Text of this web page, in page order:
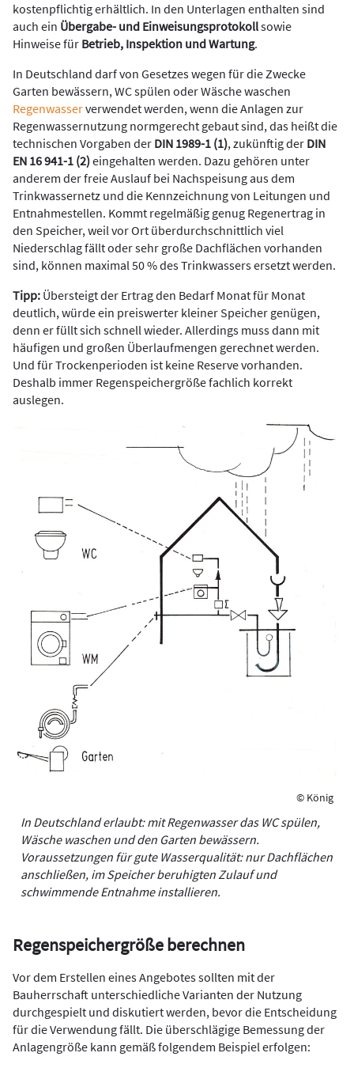
kostenpflichtig erhältlich. In den Unterlagen enthalten sind
auch ein Übergabe- und Einweisungsprotokollsowie
Hinweise für Betrieb, Inspektion und Wartung.
In Deutschland darf von Gesetzes wegen für die Zwecke
Garten bewässern, WC spülen oder Wäsche waschen
Regenwasserverwendet werden, wenn die Anlagen zur
Regenwassernutzung normgerecht gebaut sind, das heißt die
technischen Vorgaben der DIN 1989-1 (1), zukünftig der DIN
EN 16 941-1 (2)eingehalten werden. Dazu gehören unter
anderem der freie Auslauf bei Nachspeisung aus dem
Trinkwassernetz und die Kennzeichnung von Leitungen und
Entnahmestellen. Kommt regelmäßig genug Regenertrag in
den Speicher, weil vor Ort überdurchschnittlich viel
Niederschlag fällt oder sehr große Dachflächen vorhanden
sind, können maximal 50 % des Trinkwassers ersetzt werden.
Tipp: Übersteigt der Ertrag den Bedarf Monat für Monat
deutlich, würde ein preiswerter kleiner Speicher genügen,
denn er füllt sich schnell wieder. Allerdings muss dann mit
häufigen und großen Überlaufmengen gerechnet werden.
Und für Trockenperioden ist keine Reserve vorhanden.
Deshalb immer Regenspeichergröße fachlich korrekt
auslegen.
© König
In Deutschland erlaubt: mit Regenwasser das WC ­spülen,
Wäsche waschen und den Garten bewässern.
Voraussetzungen für gute Wasserqualität: nur Dachflächen
­anschließen, im Speicher beruhigten Zulauf und
schwimmende Entnahme installieren.
Regenspeichergröße berechnen
Vor dem Erstellen eines Angebotes sollten mit der
Bauherrschaft unterschiedliche Varianten der Nutzung
durchgespielt und diskutiert werden, bevor die Entscheidung
für die Verwendung fällt. Die überschlägige Bemessung der
Anlagengröße kann gemäß folgendem Beispiel erfolgen: